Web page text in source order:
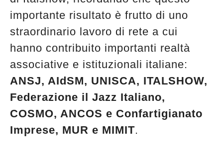
importante risultato è frutto di uno
straordinario lavoro di rete a cui
hanno contribuito importanti realtà
associative e istituzionali italiane:
ANSJ, AIdSM, UNISCA, ITALSHOW,
Federazione il Jazz Italiano,
COSMO, ANCOS e Confartigianato
Imprese, MUR e MIMIT.